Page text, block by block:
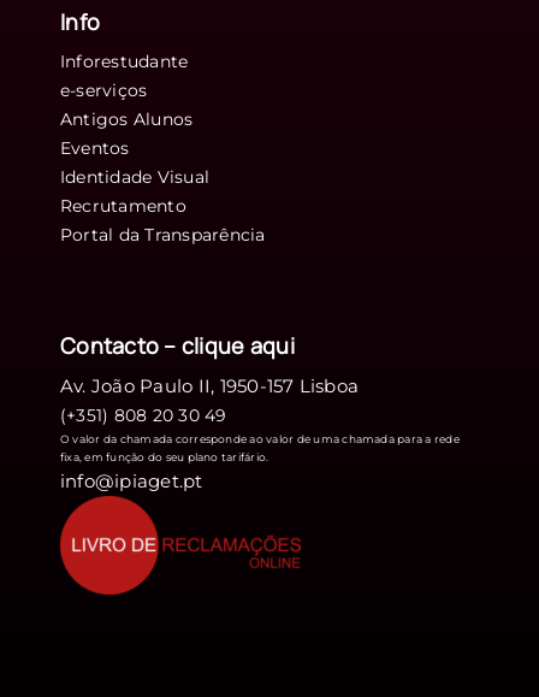
Info
Inforestudante
e-serviços
Antigos Alunos
Eventos
Identidade Visual
Recrutamento
Portal da Transparência
Contacto – clique aqui
Av. João Paulo II, 1950-157 Lisboa
(+351) 808 20 30 49
O valor da chamada corresponde ao valor de uma chamada para a rede
fixa, em função do seu plano tarifário.
info@ipiaget.pt